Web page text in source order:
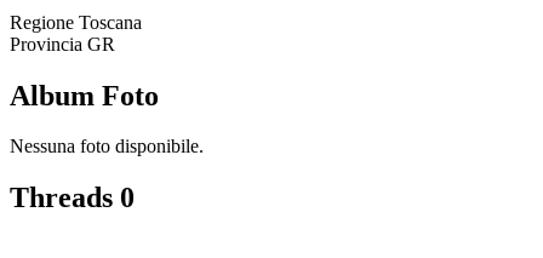
Regione Toscana
Provincia GR
Album Foto
Nessuna foto disponibile.
Threads 0